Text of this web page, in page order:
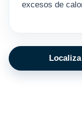
excesos de